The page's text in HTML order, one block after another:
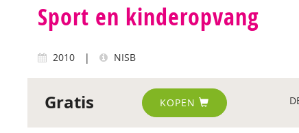
Sport en kinderopvang
2010 | NISB
Gratis KOPEN